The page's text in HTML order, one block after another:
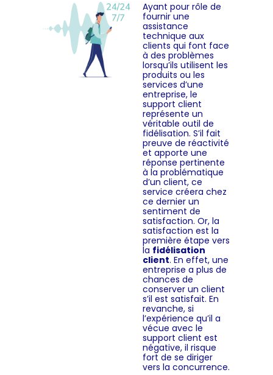
Ayant pour rôle de
fournir une
assistance
technique aux
clients qui font face
à des problèmes
lorsqu’ils utilisent les
produits ou les
services d’une
entreprise, le
support client
représente un
véritable outil de
fidélisation. S’il fait
preuve de réactivité
et apporte une
réponse pertinente
à la problématique
d’un client, ce
service créera chez
ce dernier un
sentiment de
satisfaction. Or, la
satisfaction est la
première étape vers
la fidélisation
client. En effet, une
entreprise a plus de
chances de
conserver un client
s’il est satisfait. En
revanche, si
l’expérience qu’il a
vécue avec le
support client est
négative, il risque
fort de se diriger
vers la concurrence.